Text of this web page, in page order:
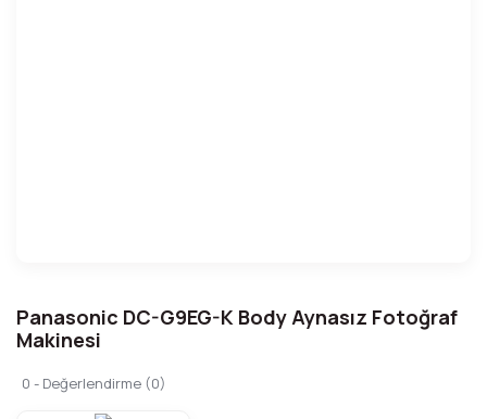
Panasonic DC-G9EG-K Body Aynasız Fotoğraf
Makinesi
0 - Değerlendirme (0)